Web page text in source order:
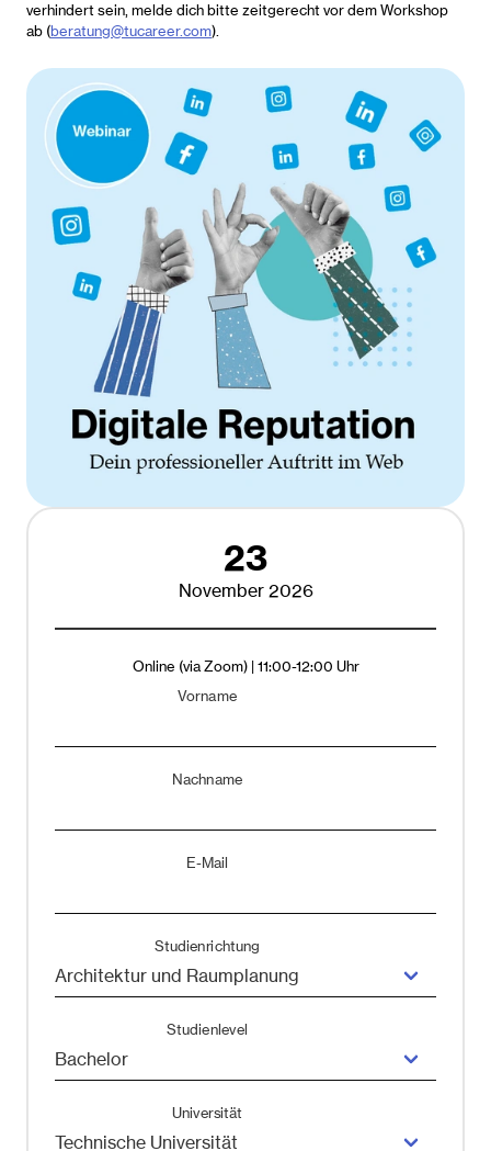
23
November 2026
Online (via Zoom) | 11:00-12:00 Uhr
Vorname
Nachname
E-Mail
Studienrichtung
Studienlevel
Universität
verhindert sein, melde dich bitte zeitgerecht vor dem Workshop
ab (beratung@tucareer.com).